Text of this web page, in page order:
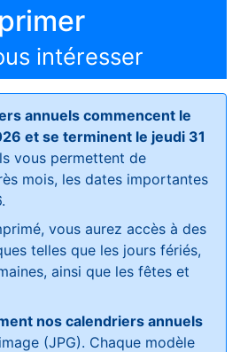
intéresser
annuels commencent le
et se terminent le jeudi 31
vous permettent de
mois, les dates importantes
vous aurez accès à des
telles que les jours fériés,
ainsi que les fêtes et
nos calendriers annuels
(JPG). Chaque modèle